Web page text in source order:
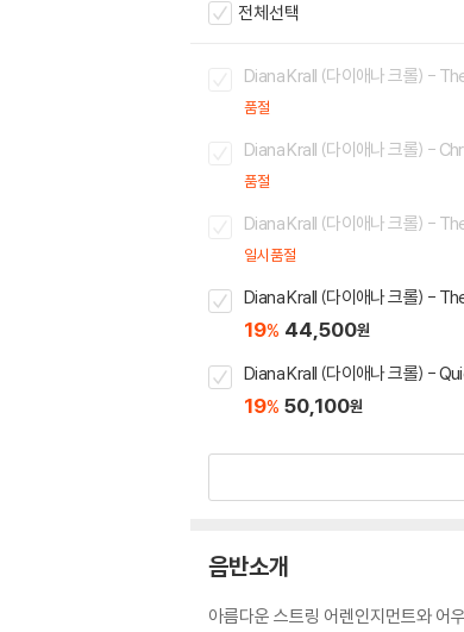
전체선택
Diana Krall (다이애나 크롤) -
품절
Diana Krall (다이애나 크롤) -
품절
Diana Krall (다이애나 크롤) -
일시품절
Diana Krall (다이애나 크롤) -
19% 44,500원
Diana Krall (다이애나 크롤) -
19% 50,100원
음반소개
아름다운 스트링 어렌인지먼트와 어